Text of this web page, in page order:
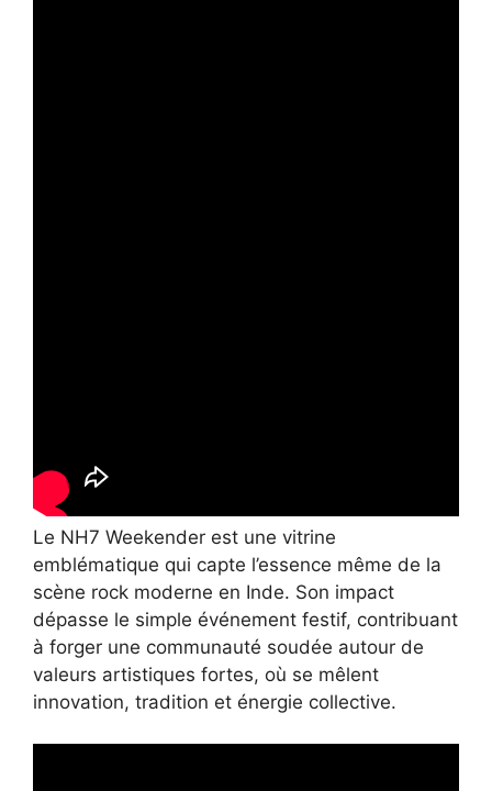
Le NH7 Weekender est une vitrine
emblématique qui capte l’essence même de la
scène rock moderne en Inde. Son impact
dépasse le simple événement festif, contribuant
à forger une communauté soudée autour de
valeurs artistiques fortes, où se mêlent
innovation, tradition et énergie collective.